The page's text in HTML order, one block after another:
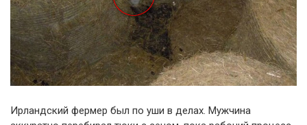
Ирландский фермер был по уши в делах. Мужчина